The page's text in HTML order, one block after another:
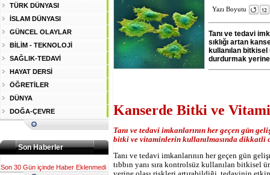
Yazı Boyutu
Tanı ve tedavi
sıklığı artan
kullanılan
durdurmak
Kanserde Bitki ve
Tanı ve tedavi imkanlarının her geçen gün
bitki ve vitaminlerin kullanılmasında
Tanı ve tedavi imkanlarının her geçen gün
tıbbın yanı sıra kontrolsüz kullanılan
TÜRK DÜNYASI
İSLAM DÜNYASI
GÜNCEL OLAYLAR
BİLİM - TEKNOLOJİ
SAĞLIK-TEDAVİ
HAYAT DERSİ
ÖĞRETİLER
DÜNYA
DOĞA-ÇEVRE
Son Haberler
Son 30 Gün içinde Haber Eklenmedi